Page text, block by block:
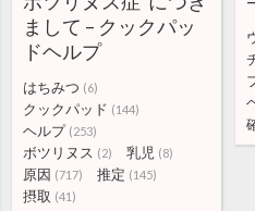
まして – クックパッ
ドヘルプ
はちみつ (6)
クックパッド (144)
ヘルプ (253)
ボツリヌス (2) 乳児 (8)
原因 (717) 推定 (145)
摂取 (41)